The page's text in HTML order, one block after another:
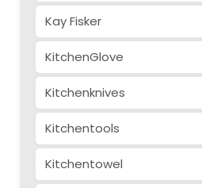
Kay Fisker
KitchenGlove
Kitchenknives
Kitchentools
Kitchentowel